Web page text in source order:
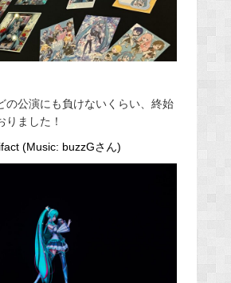
の公演にも負けないくらい、終始
りました！
(Music: buzzGさん)